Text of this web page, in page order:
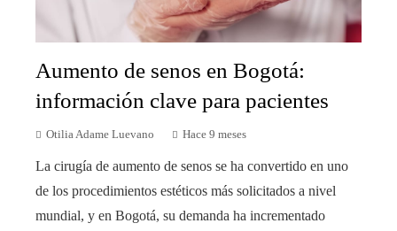
Aumento de senos en Bogotá:
información clave para pacientes
Otilia Adame Luevano Hace 9 meses
La cirugía de aumento de senos se ha convertido en uno
de los procedimientos estéticos más solicitados a nivel
mundial, y en Bogotá, su demanda ha incrementado